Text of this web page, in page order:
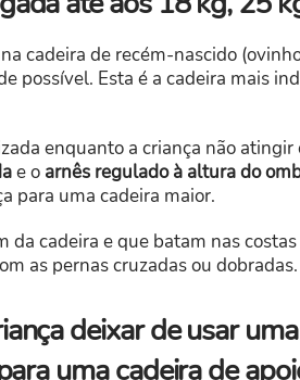
cadeira de recém-nascido
possível. Esta é a cadeira mais
enquanto a criança não
e o arnês regulado à altura do
para uma cadeira maior.
da cadeira e que batam nas
as pernas cruzadas ou
deixar de usar
uma cadeira de